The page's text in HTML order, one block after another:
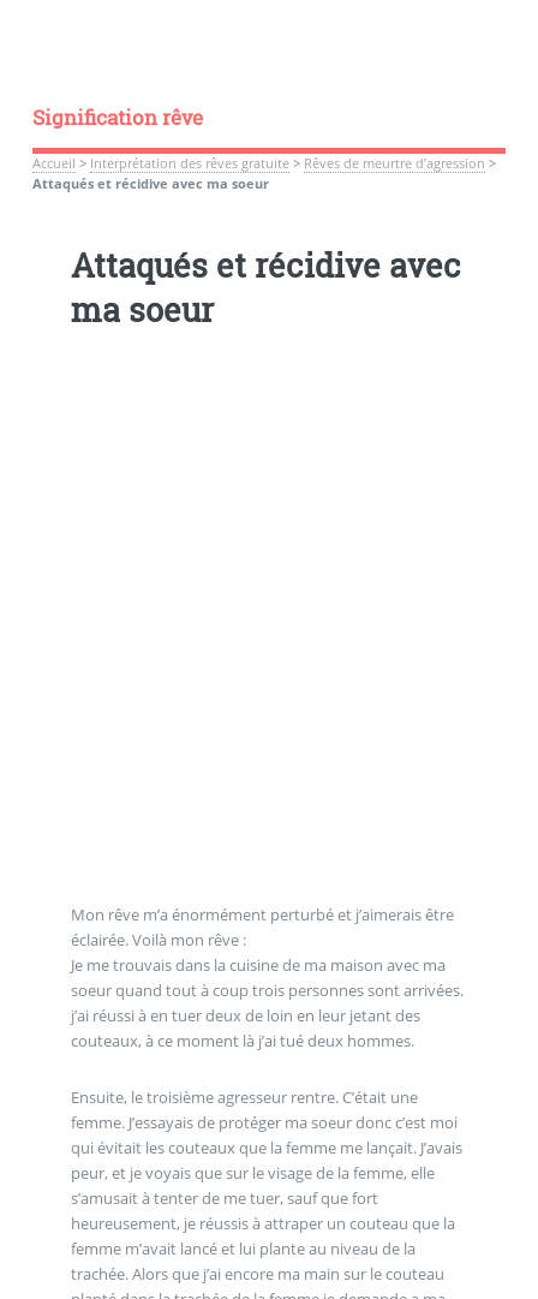
Signification rêve
Accueil > Interprétation des rêves gratuite> Rêves de meurtre d’agression >
Attaqués et récidive avec ma soeur
Attaqués et récidive avec
ma soeur
Mon rêve m’a énormément perturbé et j’aimerais être
éclairée. Voilà mon rêve :
Je me trouvais dans la cuisine de ma maison avec ma
soeur quand tout à coup trois personnes sont arrivées.
j’ai réussi à en tuer deux de loin en leur jetant des
couteaux, à ce moment là j’ai tué deux hommes.
Ensuite, le troisième agresseur rentre. C’était une
femme. J’essayais de protéger ma soeur donc c’est moi
qui évitait les couteaux que la femme me lançait. J’avais
peur, et je voyais que sur le visage de la femme, elle
s’amusait à tenter de me tuer, sauf que fort
heureusement, je réussis à attraper un couteau que la
femme m’avait lancé et lui plante au niveau de la
trachée. Alors que j’ai encore ma main sur le couteau